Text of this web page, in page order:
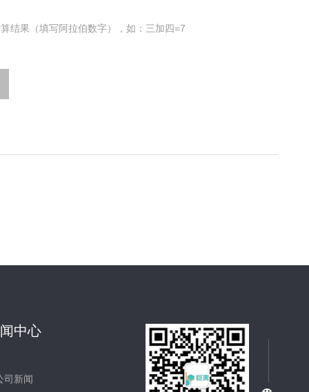
结果（填写阿拉伯数字），如：三加四=7
中心
司新闻